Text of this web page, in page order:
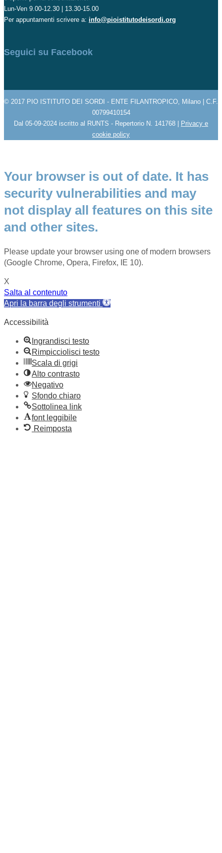
Lun-Ven 9.00-12.30 | 13.30-15.00
Per appuntamenti scrivere a: info@pioistitutodeisordi.org
Seguici su Facebook
© 2017 PIO ISTITUTO DEI SORDI - ENTE FILANTROPICO, Milano | C.F.
00799410154
Dal 05-09-2024 iscritto al RUNTS - Repertorio N. 141768 | Privacy e
cookie policy
Your browser is out of date. It has
security vulnerabilities and may
not display all features on this site
and other sites.
Please update your browser using one of modern browsers
(Google Chrome, Opera, Firefox, IE 10).
X
Salta al contenuto
Apri la barra degli strumenti
Accessibilità
Ingrandisci testo
Rimpicciolisci testo
Scala di grigi
Alto contrasto
Negativo
Sfondo chiaro
Sottolinea link
font leggibile
Reimposta